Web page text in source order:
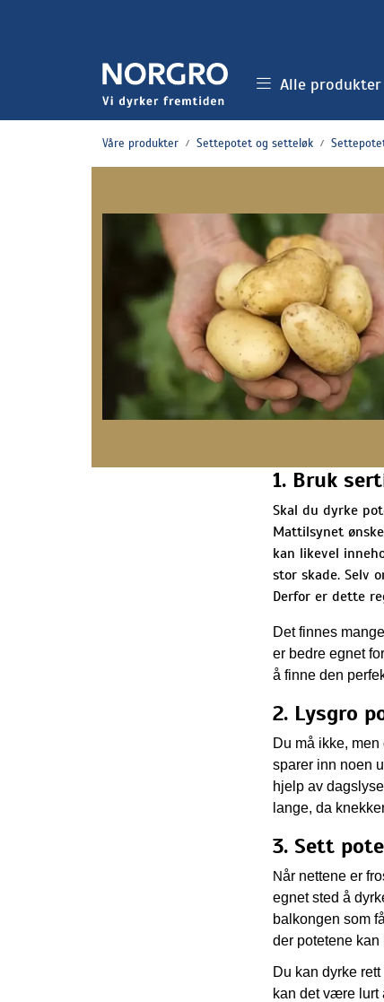
Alle produkter
Våre produkter Settepotet og setteløk
1. Bruk
Skal du dyrke
Mattilsynet
kan likevel
stor skade. Selv
Derfor er dette
Det finnes
er bedre egnet
å finne den
2. Lysgro
Du må ikke,
sparer inn noen
hjelp av
lange, da
3. Sett
Når nettene er
egnet sted å
balkongen som
der potetene kan
Du kan dyrke
kan det være lurt